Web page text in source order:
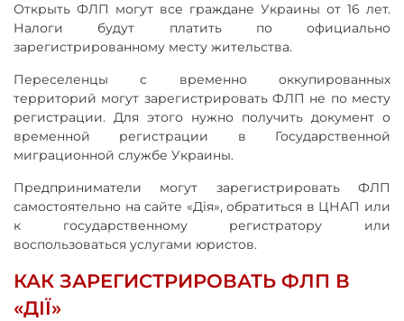
Открыть ФЛП могут все граждане Украины от 16 лет.
Налоги будут платить по официально
зарегистрированному месту жительства.
Переселенцы с временно оккупированных
территорий могут зарегистрировать ФЛП не по месту
регистрации. Для этого нужно получить документ о
временной регистрации в Государственной
миграционной службе Украины.
Предприниматели могут зарегистрировать ФЛП
самостоятельно на сайте «Дія», обратиться в ЦНАП или
к государственному регистратору или
воспользоваться услугами юристов.
КАК ЗАРЕГИСТРИРОВАТЬ ФЛП В
«ДІЇ»